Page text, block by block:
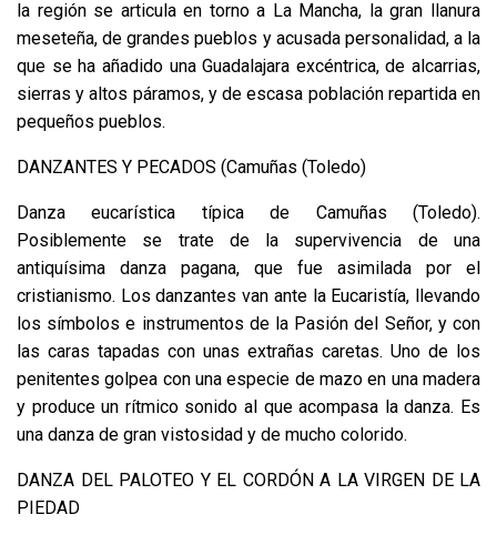
la región se articula en torno a La Mancha, la gran llanura
meseteña, de grandes pueblos y acusada personalidad, a la
que se ha añadido una Guadalajara excéntrica, de alcarrias,
sierras y altos páramos, y de escasa población repartida en
pequeños pueblos.
DANZANTES Y PECADOS (Camuñas (Toledo)
Danza eucarística típica de Camuñas (Toledo).
Posiblemente se trate de la supervivencia de una
antiquísima danza pagana, que fue asimilada por el
cristianismo. Los danzantes van ante la Eucaristía, llevando
los símbolos e instrumentos de la Pasión del Señor, y con
las caras tapadas con unas extrañas caretas. Uno de los
penitentes golpea con una especie de mazo en una madera
y produce un rítmico sonido al que acompasa la danza. Es
una danza de gran vistosidad y de mucho colorido.
DANZA DEL PALOTEO Y EL CORDÓN A LA VIRGEN DE LA
PIEDAD